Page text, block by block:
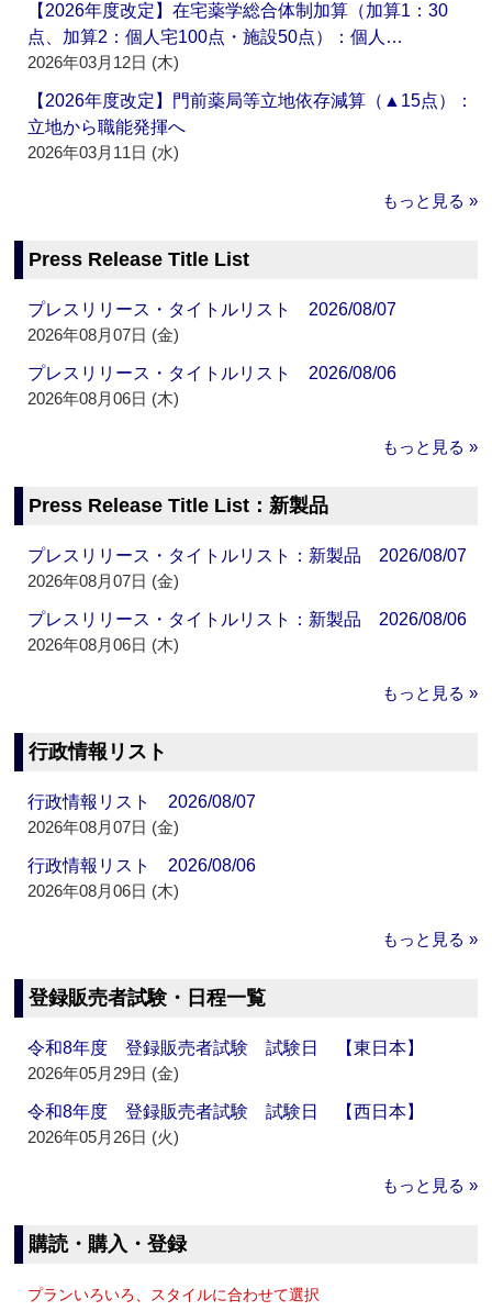
【2026年度改定】在宅薬学総合体制加算（加算1：30
点、加算2：個人宅100点・施設50点）：個人…
2026年03月12日 (木)
【2026年度改定】門前薬局等立地依存減算（▲15点）：
立地から職能発揮へ
2026年03月11日 (水)
もっと見る »
Press Release Title List
プレスリリース・タイトルリスト 2026/08/07
2026年08月07日 (金)
プレスリリース・タイトルリスト 2026/08/06
2026年08月06日 (木)
もっと見る »
Press Release Title List：新製品
プレスリリース・タイトルリスト：新製品 2026/08/07
2026年08月07日 (金)
プレスリリース・タイトルリスト：新製品 2026/08/06
2026年08月06日 (木)
もっと見る »
行政情報リスト
行政情報リスト 2026/08/07
2026年08月07日 (金)
行政情報リスト 2026/08/06
2026年08月06日 (木)
もっと見る »
登録販売者試験・日程一覧
令和8年度 登録販売者試験 試験日 【東日本】
2026年05月29日 (金)
令和8年度 登録販売者試験 試験日 【西日本】
2026年05月26日 (火)
もっと見る »
購読・購入・登録
プランいろいろ、スタイルに合わせて選択